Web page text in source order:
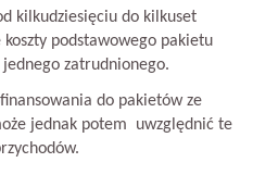
kilkudziesięciu do kilkuset
podstawowego pakietu
jednego zatrudnionego.
do pakietów ze
jednak potem uwzględnić te